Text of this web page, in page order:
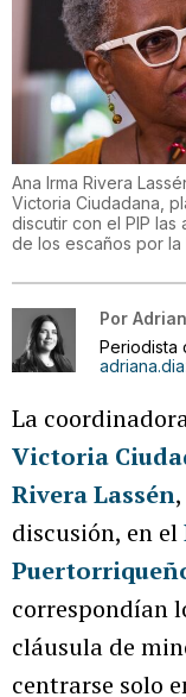
Ana Irma Rivera
Victoria Ciudadana,
discutir con el PIP
de los escaños por la
Por
Periodista
La
Victoria
Rivera Lassén
discusión, en el
correspondían
cláusula de
centrarse solo